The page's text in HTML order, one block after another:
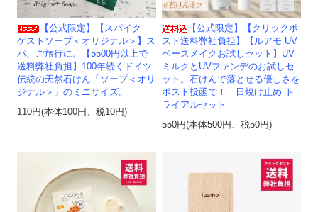
【公式限定】【スパイク
ゲストソープ＜オリジナル＞】ス
パ、ご旅行に。【5500円以上で
送料弊社負担】100年続くドイツ
伝統の天然石けん「ソープ＜オリ
ジナル＞」のミニサイズ。
110円(本体100円、税10円)
【公式限定】【クリックポ
スト送料弊社負担】【ルアモ UV
ベースメイクお試しセット】UV
ミルクとUVファンデのお試しセ
ット。石けんで落とせる優しさを
ポスト投函で！｜日焼け止め ト
ライアルセット
550円(本体500円、税50円)